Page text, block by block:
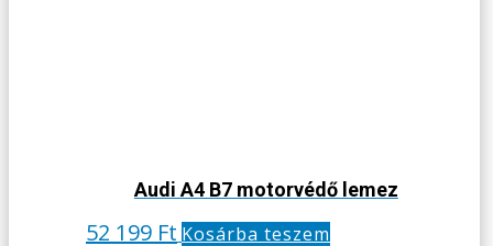
Audi A4 B7 motorvédő lemez
52 199 Ft Kosárba teszem